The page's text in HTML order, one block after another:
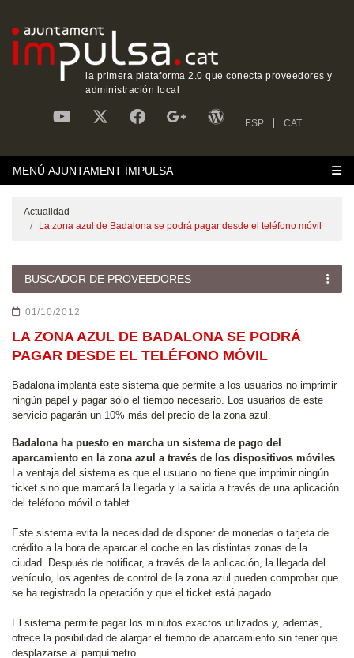
la primera plataforma 2.0 que conecta proveedores y
administración local
ESP CAT
MENÚ AJUNTAMENT IMPULSA
Actualidad
La zona azul de Badalona se podrá pagar desde el teléfono móvil
BUSCADOR DE PROVEEDORES
01/10/2012
LA ZONA AZUL DE BADALONA SE PODRÁ
PAGAR DESDE EL TELÉFONO MÓVIL
Badalona implanta este sistema que permite a los usuarios no imprimir
ningún papel y pagar sólo el tiempo necesario. Los usuarios de este
servicio pagarán un 10% más del precio de la zona azul.
Badalona ha puesto en marcha un sistema de pago del
aparcamiento en la zona azul a través de los dispositivos móviles.
La ventaja del sistema es que el usuario no tiene que imprimir ningún
ticket sino que marcará la llegada y la salida a través de una aplicación
del teléfono móvil o tablet.
Este sistema evita la necesidad de disponer de monedas o tarjeta de
crédito a la hora de aparcar el coche en las distintas zonas de la
ciudad. Después de notificar, a través de la aplicación, la llegada del
vehículo, los agentes de control de la zona azul pueden comprobar que
se ha registrado la operación y que el ticket está pagado.
El sistema permite pagar los minutos exactos utilizados y, además,
ofrece la posibilidad de alargar el tiempo de aparcamiento sin tener que
desplazarse al parquímetro.